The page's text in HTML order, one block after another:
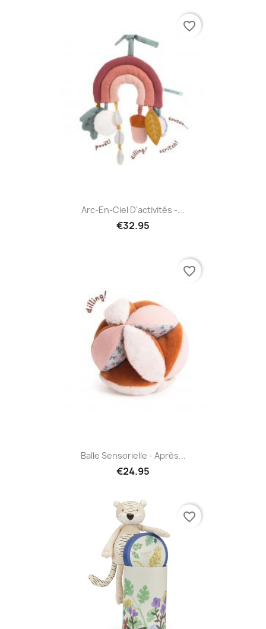
Arc-En-Ciel D'activités -...
€32.95
favorite_border
Balle Sensorielle - Après...
€24.95
favorite_border
favorite_border